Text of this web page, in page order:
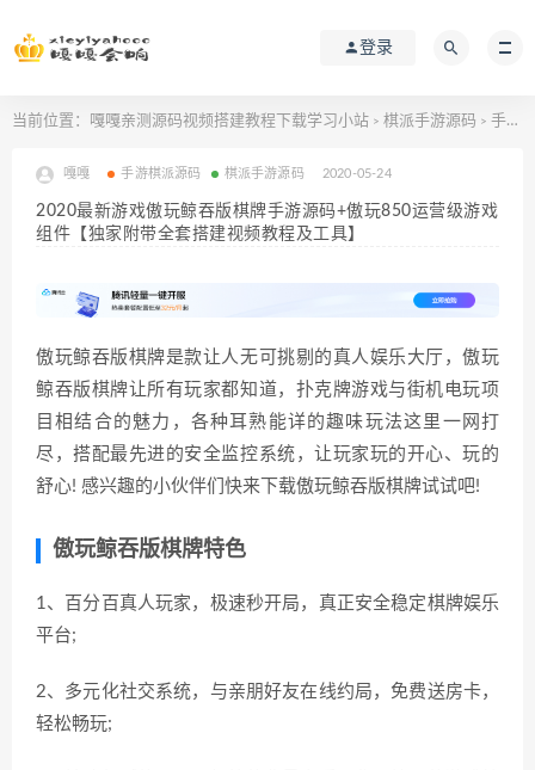
登录
当前位置： 嘎嘎亲测源码视频搭建教程下载学习小站 > 棋派手游源码 > 手游棋派源码
嘎嘎 手游棋派源码 棋派手游源码 2020-05-24
2020最新游戏傲玩鲸吞版棋牌手游源码+傲玩850运营级游戏
组件【独家附带全套搭建视频教程及工具】
傲玩鲸吞版棋牌是款让人无可挑剔的真人娱乐大厅，傲玩
鲸吞版棋牌让所有玩家都知道，扑克牌游戏与街机电玩项
目相结合的魅力，各种耳熟能详的趣味玩法这里一网打
尽，搭配最先进的安全监控系统，让玩家玩的开心、玩的
舒心! 感兴趣的小伙伴们快来下载傲玩鲸吞版棋牌试试吧!
傲玩鲸吞版棋牌特色
1、百分百真人玩家，极速秒开局，真正安全稳定棋牌娱乐
平台;
2、多元化社交系统，与亲朋好友在线约局，免费送房卡，
轻松畅玩;